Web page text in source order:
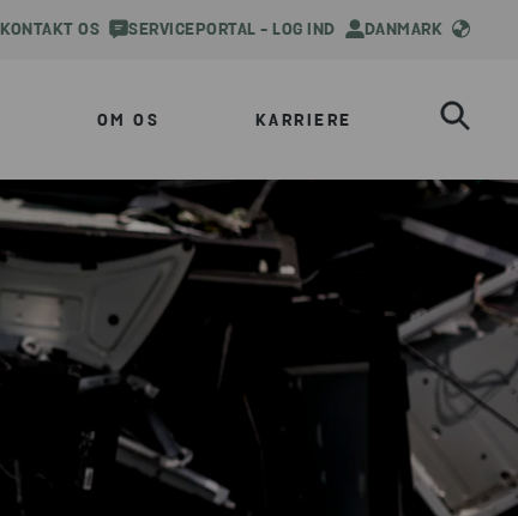
KONTAKT OS SERVICEPORTAL - LOG IND DANMARK
OM OS KARRIERE